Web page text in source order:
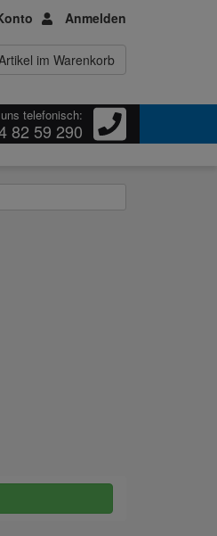
Anmelden
im Warenkorb
telefonisch:
82 59 290